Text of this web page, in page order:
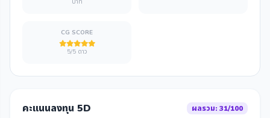
บาท
CG SCORE
5/5 ดาว
คะแนนลงทุน 5D ผลรวม: 31/100